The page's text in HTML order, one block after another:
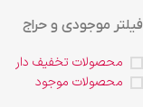
فیلتر موجودی و حراج
محصولات تخفیف دار
محصولات موجود